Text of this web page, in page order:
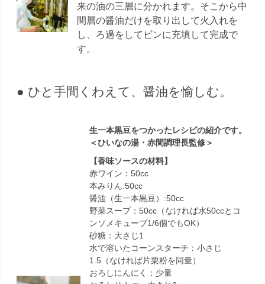
来の油の三層に分かれます。そこから中
間層の醤油だけを取り出して火入れを
し、ろ過をしてビンに充填して完成で
す。
● ひと手間くわえて、醤油を愉しむ。
生一本黒豆をつかったレシピの紹介です。
＜ひいなの湯・赤間調理長監修＞
【香味ソースの材料】
赤ワイン：50cc
本みりん:50cc
醤油（生一本黒豆）:50cc
野菜スープ：50cc（なければ水50ccとコ
ンソメキューブ1/6個でもOK）
砂糖：大さじ1
水で溶いたコーンスターチ：小さじ
1.5（なければ片栗粉を同量）
おろしにんにく：少量